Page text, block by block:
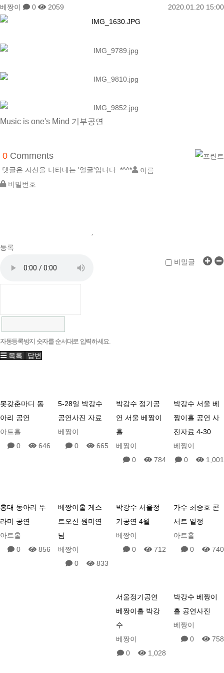
베짱이
0 2059 2020.01.20 15:00
Music is one's Mind 기부공연
0 Comments
댓글은 자신을 나타내는 '얼굴'입니다. *^^*
등록
비밀글
자동등록방지 숫자를 순서대로 입력하세요.
목록 답변
못갖춘마디 동
아리 공연
아트홀
0
646
5-28일 박강수
공연사진 자료
베짱이
0
665
박강수 정기공
연 서울 베짱이
홀
베짱이
0
784
박강수 서울 베
짱이홀 공연 사
진자료 4-30
베짱이
0
1,001
홍대 동아리 뚜
라미 공연
아트홀
0
856
베짱이홀 게스
트오신 원미연
님
베짱이
0
833
박강수 서울정
기공연 4월
베짱이
0
712
가수 최승호 콘
서트 일정
아트홀
0
740
서울정기공연
베짱이홀 박강
수
베짱이
0
1,028
박강수 베짱이
홀 공연사진
베짱이
0
758